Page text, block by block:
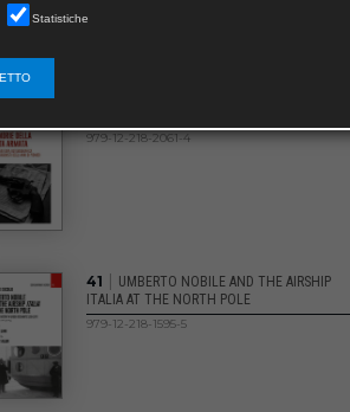
979-12-218-2061-4
41 | UMBERTO NOBILE AND THE AIRSHIP
ITALIA AT THE NORTH POLE
979-12-218-1595-5
Statistiche